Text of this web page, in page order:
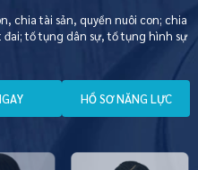
chia tài sản, quyền nuôi con; chia
tố tụng dân sự, tố tụng hình sự
GAY HỒ SƠ NĂNG LỰC